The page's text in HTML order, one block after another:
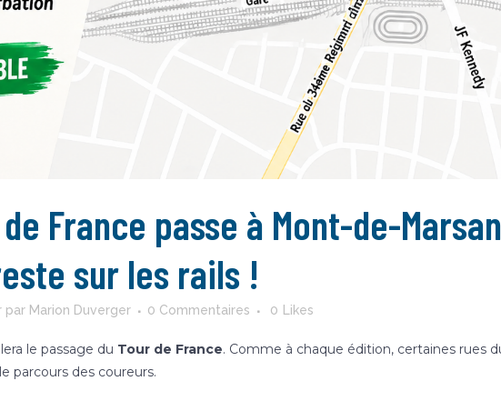
France passe à Mont-de-
sur les rails !
par Marion Duverger 0 Commentaires 0 Likes
le passage du Tour de France. Comme à chaque édition, certaines rues
parcours des coureurs.